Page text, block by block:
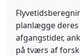
planlægge
afgangstider,
på tværs af